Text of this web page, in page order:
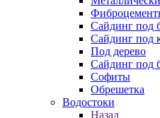
Сайдинг под
Сайдинг под
Под дерево
Сайдинг под
Софиты
Обрешетка
Водостоки
Назад